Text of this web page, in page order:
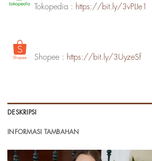
Tokopedia : https://bit.ly/3vPLIe1
Shopee : https://bit.ly/3UyzeSf
DESKRIPSI
INFORMASI TAMBAHAN